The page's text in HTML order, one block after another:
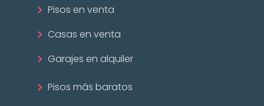
Pisos en venta
Casas en venta
Garajes en alquiler
Pisos más baratos